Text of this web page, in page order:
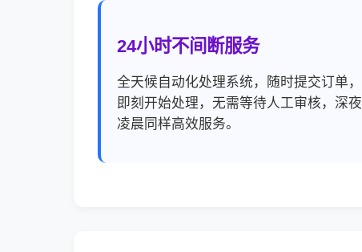
24小时不间断服务
全天候自动化处理系统，随时提交订单，
即刻开始处理，无需等待人工审核，深夜
凌晨同样高效服务。